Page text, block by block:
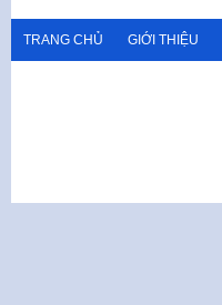
TRANG CHỦ GIỚI THIỆU